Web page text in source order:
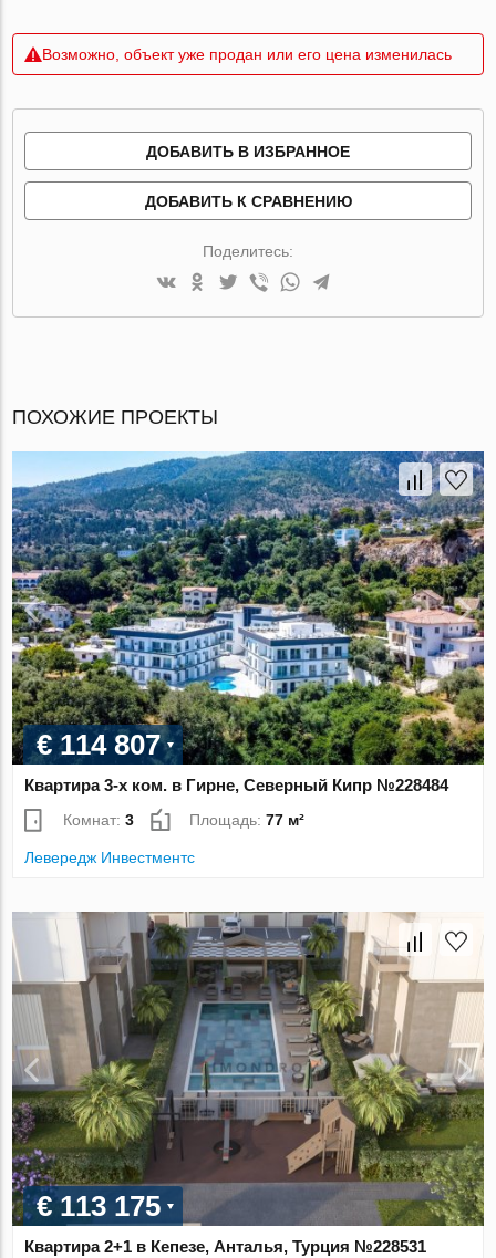
Возможно, объект уже продан или его цена изменилась
ДОБАВИТЬ В ИЗБРАННОЕ
ДОБАВИТЬ К СРАВНЕНИЮ
Поделитесь:
ПОХОЖИЕ ПРОЕКТЫ
€ 114 807
Квартира 3-х ком. в Гирне, Северный Кипр №228484
Комнат:3 Площадь:77 м²
Левередж Инвестментс
€ 113 175
Квартира 2+1 в Кепезе, Анталья, Турция №228531